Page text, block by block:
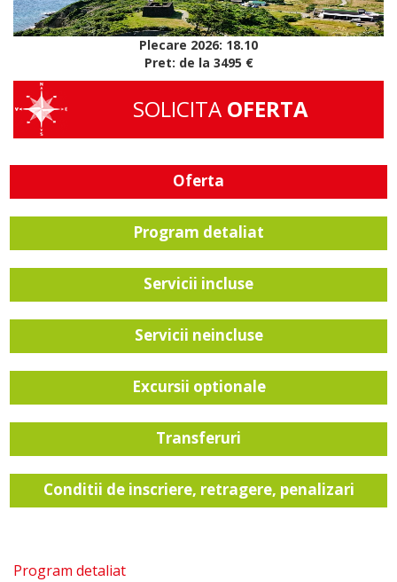
Plecare 2026: 18.10
Pret: de la 3495 €
SOLICITA OFERTA
Oferta
Program detaliat
Servicii incluse
Servicii neincluse
Excursii optionale
Transferuri
Conditii de inscriere, retragere, penalizari
Program detaliat